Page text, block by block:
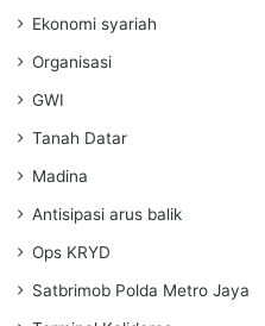
Ekonomi syariah
Organisasi
GWI
Tanah Datar
Madina
Antisipasi arus balik
Ops KRYD
Satbrimob Polda Metro Jaya